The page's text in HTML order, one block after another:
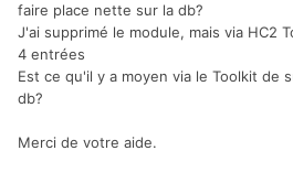
faire place nette sur la db?
J'ai supprimé le module, mais via HC2
4 entrées
Est ce qu'il y a moyen via le Toolkit de
db?
Merci de votre aide.